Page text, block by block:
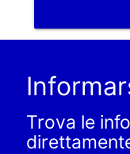
Trova le